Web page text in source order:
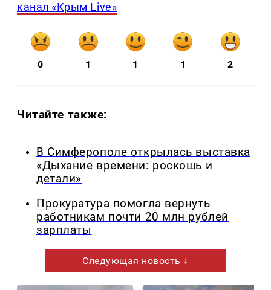
канал «Крым Live»
0 1 1 1 2
Читайте также:
В Симферополе открылась выставка
«Дыхание времени: роскошь и
детали»
Прокуратура помогла вернуть
работникам почти 20 млн рублей
зарплаты
Следующая новость ↓